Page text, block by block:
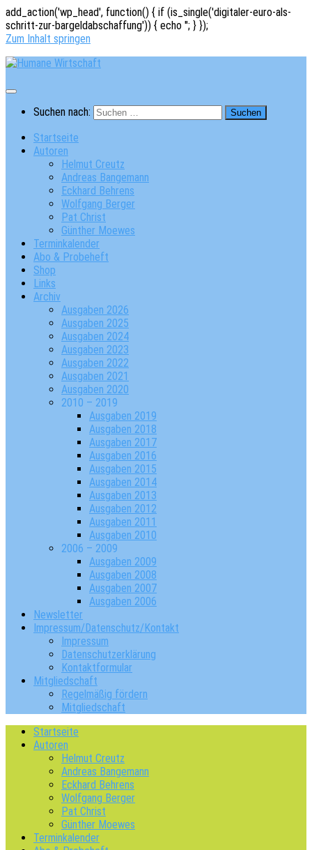
add_action('wp_head', function() { if (is_single('digitaler-euro-als-
schritt-zur-bargeldabschaffung')) { echo ''; } });
Zum Inhalt springen
Suchen nach:
Startseite
Autoren
Helmut Creutz
Andreas Bangemann
Eckhard Behrens
Wolfgang Berger
Pat Christ
Günther Moewes
Terminkalender
Abo & Probeheft
Shop
Links
Archiv
Ausgaben 2026
Ausgaben 2025
Ausgaben 2024
Ausgaben 2023
Ausgaben 2022
Ausgaben 2021
Ausgaben 2020
2010 – 2019
Ausgaben 2019
Ausgaben 2018
Ausgaben 2017
Ausgaben 2016
Ausgaben 2015
Ausgaben 2014
Ausgaben 2013
Ausgaben 2012
Ausgaben 2011
Ausgaben 2010
2006 – 2009
Ausgaben 2009
Ausgaben 2008
Ausgaben 2007
Ausgaben 2006
Newsletter
Impressum/Datenschutz/Kontakt
Impressum
Datenschutzerklärung
Kontaktformular
Mitgliedschaft
Regelmäßig fördern
Mitgliedschaft
Startseite
Autoren
Helmut Creutz
Andreas Bangemann
Eckhard Behrens
Wolfgang Berger
Pat Christ
Günther Moewes
Terminkalender